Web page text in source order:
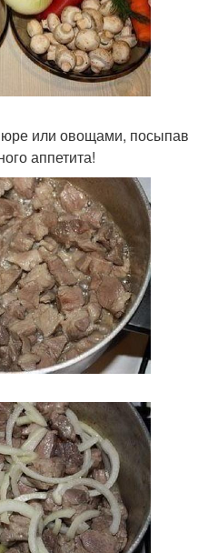
или овощами, посыпав
аппетита!